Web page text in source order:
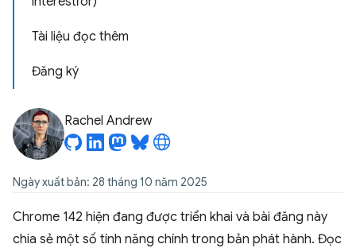
Tài liệu đọc thêm
Đăng ký
Rachel Andrew
Ngày xuất bản: 28 tháng 10 năm 2025
Chrome 142 hiện đang được triển khai và bài đăng này
chia sẻ một số tính năng chính trong bản phát hành. Đọc